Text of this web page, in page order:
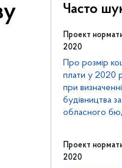
Часто
Проект
2020
Про розмір
плати у 2020
при
будівництва
обласного
Проект
2020